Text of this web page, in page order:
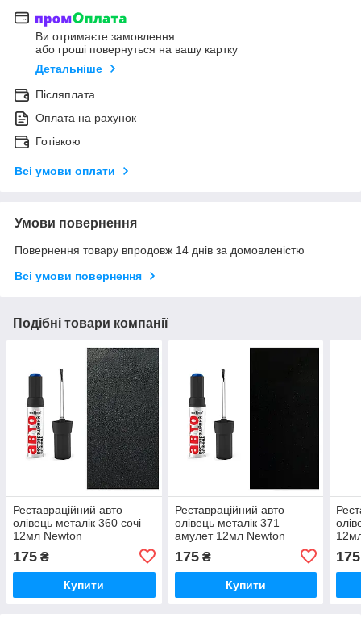
Ви отримаєте замовлення
або гроші повернуться на вашу картку
Детальніше
Післяплата
Оплата на рахунок
Готівкою
Всі умови оплати
Умови повернення
Повернення товару впродовж 14 днів за домовленістю
Всі умови повернення
Подібні товари компанії
Реставраційний авто
олівець металік 360 сочі
12мл Newton
175 ₴
Купити
Реставраційний авто
олівець металік 371
амулет 12мл Newton
175₴
Купити
175